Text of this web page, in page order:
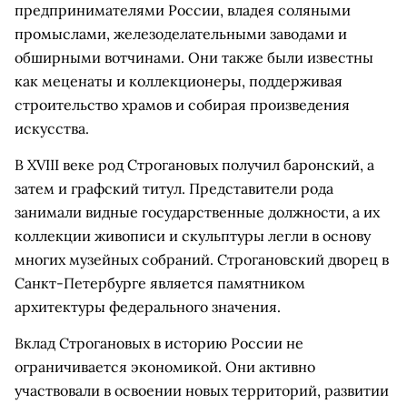
предпринимателями России, владея соляными
промыслами, железоделательными заводами и
обширными вотчинами. Они также были известны
как меценаты и коллекционеры, поддерживая
строительство храмов и собирая произведения
искусства.
В XVIII веке род Строгановых получил баронский, а
затем и графский титул. Представители рода
занимали видные государственные должности, а их
коллекции живописи и скульптуры легли в основу
многих музейных собраний. Строгановский дворец в
Санкт-Петербурге является памятником
архитектуры федерального значения.
Вклад Строгановых в историю России не
ограничивается экономикой. Они активно
участвовали в освоении новых территорий, развитии